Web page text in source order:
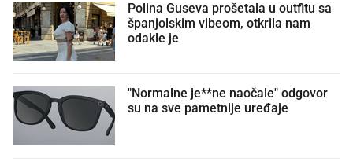
Polina Guseva prošetala u outfitu sa
španjolskim vibeom, otkrila nam
odakle je
"Normalne je**ne naočale" odgovor
su na sve pametnije uređaje